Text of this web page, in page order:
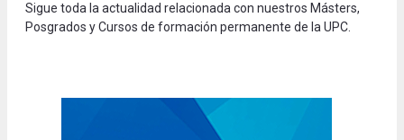
Sigue toda la actualidad relacionada con nuestros Másters,
Posgrados y Cursos de formación permanente de la UPC.